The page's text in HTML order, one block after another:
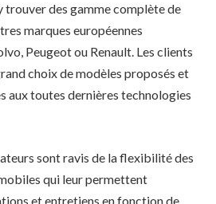
des gamme complète de
marques européennes
Peugeot ou Renault. Les clients
choix de modèles proposés et
aux toutes dernières technologies
sont ravis de la flexibilité des
qui leur permettent
et entretiens en fonction de